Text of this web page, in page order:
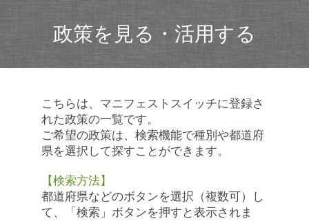
政策を見る・活用する
こちらは、マニフェストスイッチに登録さ
れた政策の一覧です。
ご希望の政策は、検索機能で種別や都道府
県を選択して探すことができます。
【検索方法】
都道府県などのボタンを選択（複数可）し
て、「検索」ボタンを押すと表示されま